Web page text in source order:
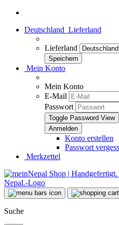
Deutschland Lieferland
Lieferland
Mein Konto
Mein Konto
E-Mail
Passwort
Toggle Password View
Konto erstellen
Passwort
Merkzettel
Suche